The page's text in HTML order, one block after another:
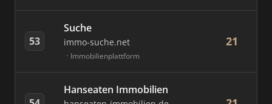
53
Suche
immo-suche.net
Immobilienplattform
21
Hanseaten Immobilien